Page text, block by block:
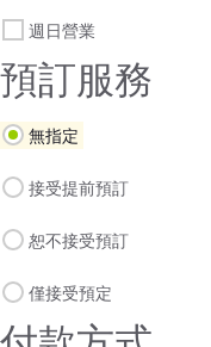
週日營業
預訂服務
無指定
接受提前預訂
恕不接受預訂
僅接受預定